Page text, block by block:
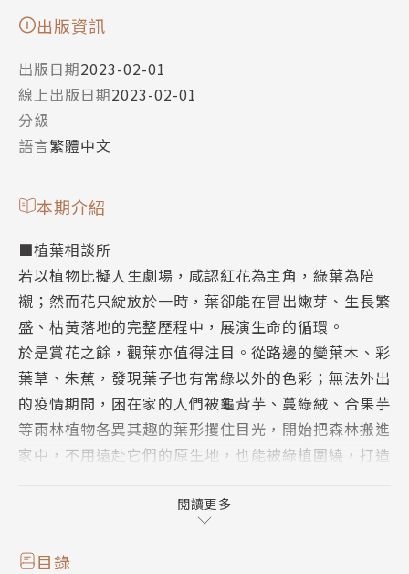
出版資訊
出版日期2023-02-01
線上出版日期2023-02-01
分級
語言繁體中文
本期介紹
■植葉相談所
若以植物比擬人生劇場，咸認紅花為主角，綠葉為陪
襯；然而花只綻放於一時，葉卻能在冒出嫩芽、生長繁
盛、枯黃落地的完整歷程中，展演生命的循環。
於是賞花之餘，觀葉亦值得注目。從路邊的變葉木、彩
葉草、朱蕉，發現葉子也有常綠以外的色彩；無法外出
的疫情期間，困在家的人們被龜背芋、蔓綠絨、合果芋
等雨林植物各異其趣的葉形攫住目光，開始把森林搬進
家中，不用遠赴它們的原生地，也能被綠植圍繞，打造
從斗室來到戶外，在南投蓮華池及恆春熱帶植物園中打
開感官，觀察葉子的色澤、形狀、脈絡、氣味與質地。
閱讀更多
目錄